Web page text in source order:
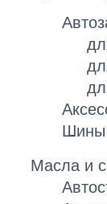
Шины
Масла и